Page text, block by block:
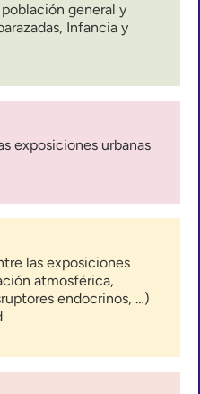
general y
Infancia y
exposiciones urbanas
las exposiciones
atmosférica,
endocrinos, …)